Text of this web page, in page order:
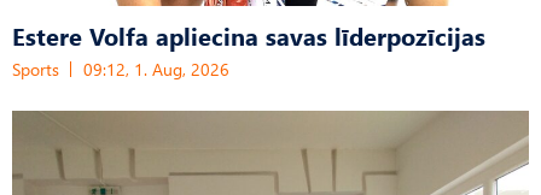
Estere Volfa apliecina savas līderpozīcijas
Sports 09:12, 1. Aug, 2026